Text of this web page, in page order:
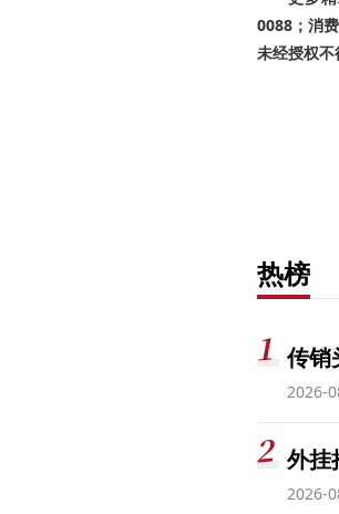
0088；消
未经授权
热榜
传销
2026-
外挂
2026-